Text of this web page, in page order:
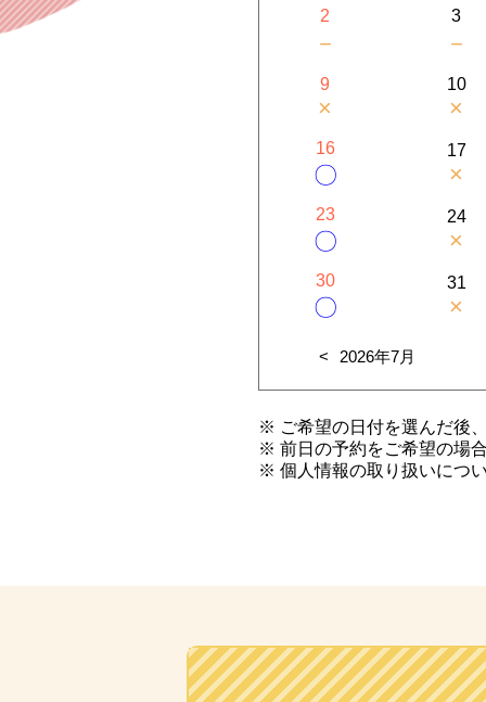
2
－
3
－
9
×
10
×
16
〇
17
×
23
〇
24
×
30
〇
31
×
2026年7月
※ ご希望の日付を選んだ後
※ 前日の予約をご希望の場
※ 個人情報の取り扱いにつ